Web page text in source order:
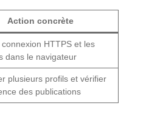
Action concrète
connexion HTTPS et les
dans le navigateur
plusieurs profils et vérifier
des publications